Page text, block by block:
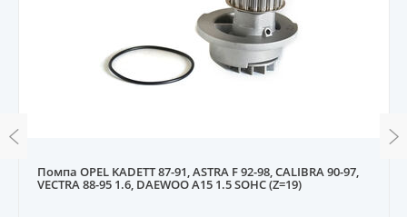
Помпа OPEL KADETT 87-91, ASTRA F 92-98, CALIBRA 90-97,
VECTRA 88-95 1.6, DAEWOO A15 1.5 SOHC (Z=19)